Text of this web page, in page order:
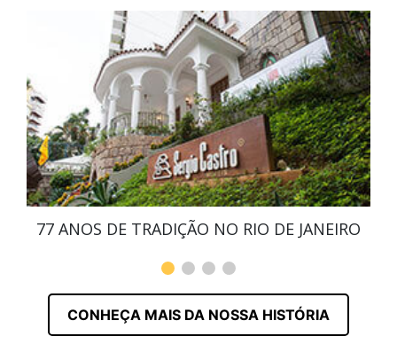
77 ANOS DE TRADIÇÃO NO RIO DE JANEIRO
CONHEÇA MAIS DA NOSSA HISTÓRIA